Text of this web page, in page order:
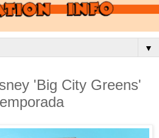
▼
'Big City Greens'